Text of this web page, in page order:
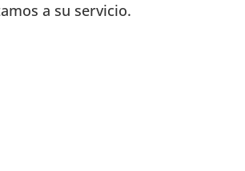
a su servicio.